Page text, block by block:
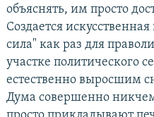
объяснять, им просто
Создается
сила" как раз для
участке политического
естественно выросшим
Дума совершенно